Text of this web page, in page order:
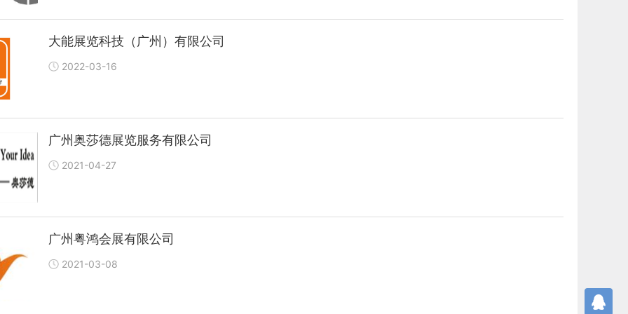
大能展览科技（广州）有限公司
2022-03-16
广州奥莎德展览服务有限公司
2021-04-27
广州粤鸿会展有限公司
2021-03-08